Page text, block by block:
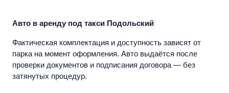
Авто в аренду под такси Подольский
Фактическая комплектация и доступность зависят от
парка на момент оформления. Авто выдаётся после
проверки документов и подписания договора — без
затянутых процедур.